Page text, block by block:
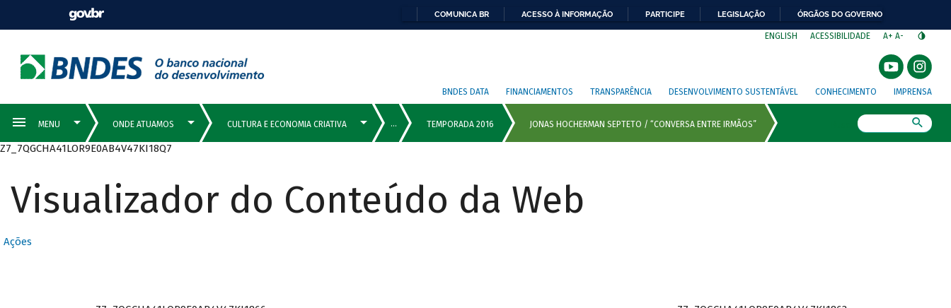
COMUNICA BR ACESSO À INFORMAÇÃO PARTICIPE LEGISLAÇÃO ÓRGÃOS DO GOVERNO
ENGLISH ACESSIBILIDADE A+ A-
BNDES DATA FINANCIAMENTOS TRANSPARÊNCIA DESENVOLVIMENTO SUSTENTÁVEL CONHECIMENTO IMPRENSA
Z7_7QGCHA41LOR9E0AB4V47KI18Q7
Visualizador do Conteúdo da Web
Ações